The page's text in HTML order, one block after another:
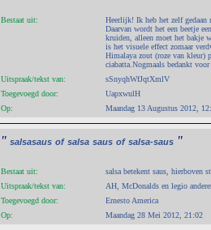
Bestaat uit:
Heerlijk! Ik heb het zelf gedaan
Daarvan wordt het een beetje
kruiden, alleen moet het bakje
is het visuele effect zomaar
Himalaya zout (roze van kleur)
ciabatta.Nogmaals bedankt
Uitspraak/tekst van:
sSnyqhWfJqtXmlV
Toegevoegd door:
UapxwulH
Op:
Maandag 13 Augustus 2012,
" salsasaus of salsa saus of salsa-saus "
Bestaat uit:
salsa betekent saus, hierboven
Uitspraak/tekst van:
AH, McDonalds en legio
Toegevoegd door:
Ernesto America
Op:
Maandag 28 Mei 2012, 21:02